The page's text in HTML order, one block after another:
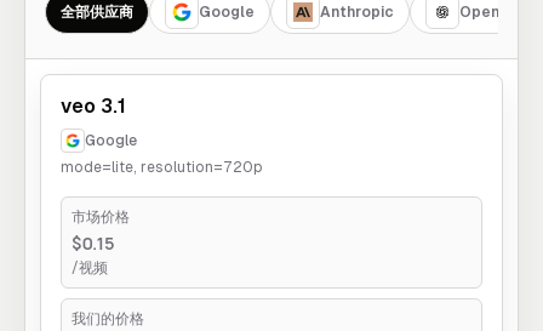
全部供应商 Google Anthropic OpenAI
veo 3.1
Google
mode=lite, resolution=720p
市场价格
$0.15
/视频
我们的价格